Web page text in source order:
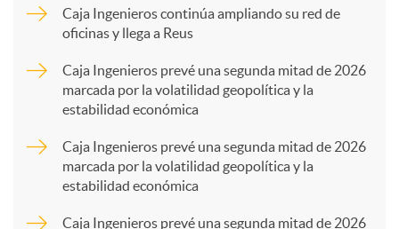
p
a
Caja Ingenieros continúa ampliando su red de
oficinas y llega a Reus
Caja Ingenieros prevé una segunda mitad de 2026
marcada por la volatilidad geopolítica y la
estabilidad económica
Caja Ingenieros prevé una segunda mitad de 2026
marcada por la volatilidad geopolítica y la
estabilidad económica
Caja Ingenieros prevé una segunda mitad de 2026